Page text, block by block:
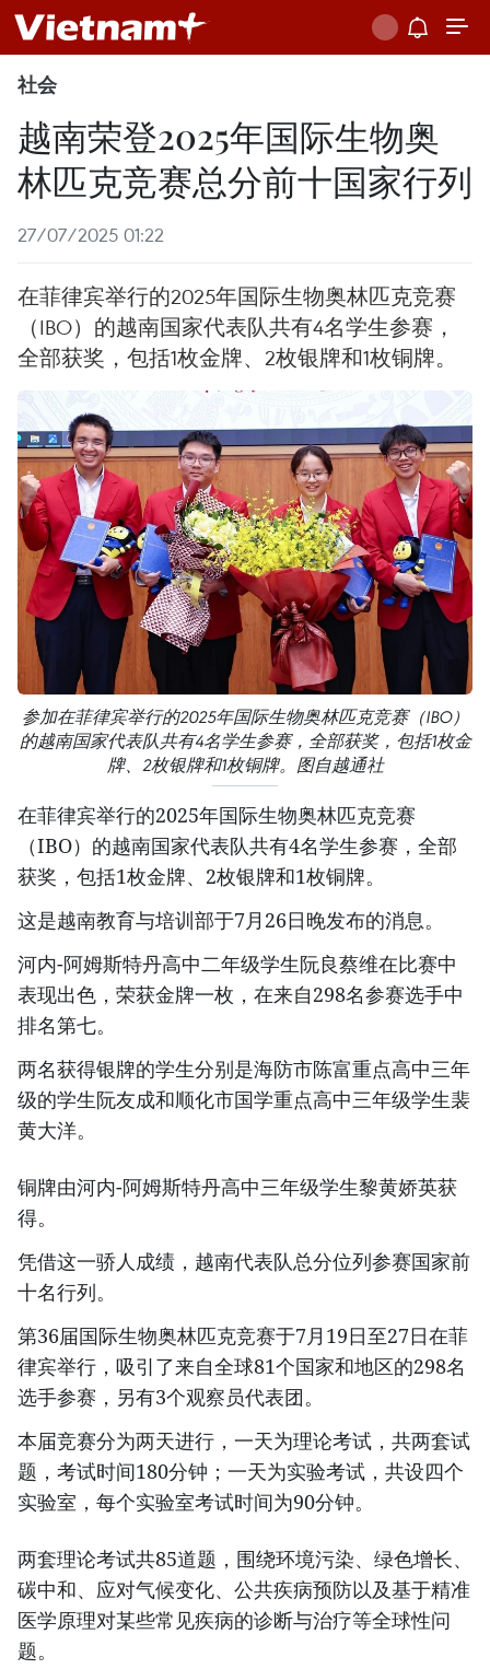
社会
越南荣登2025年国际生物奥
林匹克竞赛总分前十国家行列
27/07/2025 01:22
在菲律宾举行的2025年国际生物奥林匹克竞赛
（IBO）的越南国家代表队共有4名学生参赛，
全部获奖，包括1枚金牌、2枚银牌和1枚铜牌。
参加在菲律宾举行的2025年国际生物奥林匹克竞赛（IBO）
的越南国家代表队共有4名学生参赛，全部获奖，包括1枚金
牌、2枚银牌和1枚铜牌。图自越通社
在菲律宾举行的2025年国际生物奥林匹克竞赛
（IBO）的越南国家代表队共有4名学生参赛，全部
获奖，包括1枚金牌、2枚银牌和1枚铜牌。
这是越南教育与培训部于7月26日晚发布的消息。
河内-阿姆斯特丹高中二年级学生阮良蔡维在比赛中
表现出色，荣获金牌一枚，在来自298名参赛选手中
排名第七。
两名获得银牌的学生分别是海防市陈富重点高中三年
级的学生阮友成和顺化市国学重点高中三年级学生裴
黄大洋。
铜牌由河内-阿姆斯特丹高中三年级学生黎黄娇英获
得。
凭借这一骄人成绩，越南代表队总分位列参赛国家前
十名行列。
第36届国际生物奥林匹克竞赛于7月19日至27日在菲
律宾举行，吸引了来自全球81个国家和地区的298名
选手参赛，另有3个观察员代表团。
本届竞赛分为两天进行，一天为理论考试，共两套试
题，考试时间180分钟；一天为实验考试，共设四个
实验室，每个实验室考试时间为90分钟。
两套理论考试共85道题，围绕环境污染、绿色增长、
碳中和、应对气候变化、公共疾病预防以及基于精准
医学原理对某些常见疾病的诊断与治疗等全球性问
题。